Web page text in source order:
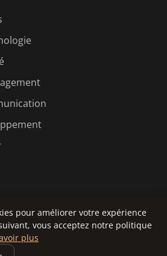
pour améliorer votre expérience
vous acceptez notre politique
plus